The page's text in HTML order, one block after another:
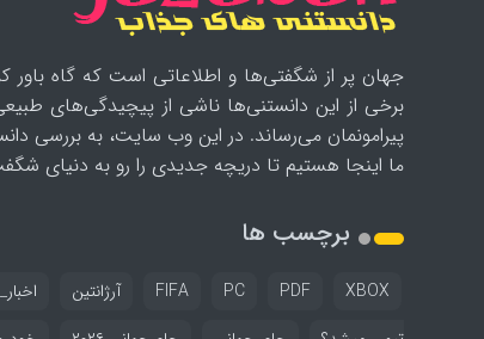
جهان پر از شگفتی‌ها و اطلاعاتی است که گاه باور
برخی از این دانستنی‌ها ناشی از پیچیدگی‌های
پیرامونمان می‌رساند. در این وب سایت، به بررسی
ما اینجا هستیم تا دریچه جدیدی را رو به دنیای
برچسب ها
FIFA PC PDF XBOX آرژانتین